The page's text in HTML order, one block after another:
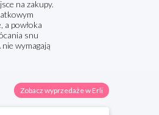
na zakupy.
a powłoka
snu
wymagają
Zobacz wyprzedaże w Erli